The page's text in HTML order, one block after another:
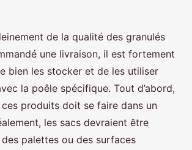
de la qualité des granulés
une livraison, il est fortement
bien les stocker et de les utiliser
la poêle spécifique. Tout d’abord,
produits doit se faire dans un
les sacs devraient être
palettes ou des surfaces